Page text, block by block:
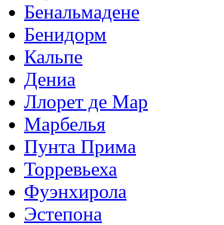
Бенальмадене
Бенидорм
Кальпе
Дениа
Ллорет де Мар
Марбелья
Пунта Прима
Торревьеха
Фуэнхирола
Эстепона